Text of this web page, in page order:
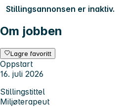
Stillingsannonsen er inaktiv.
Om jobben
Lagre favoritt
Oppstart
16. juli 2026
Stillingstittel
Miljøterapeut